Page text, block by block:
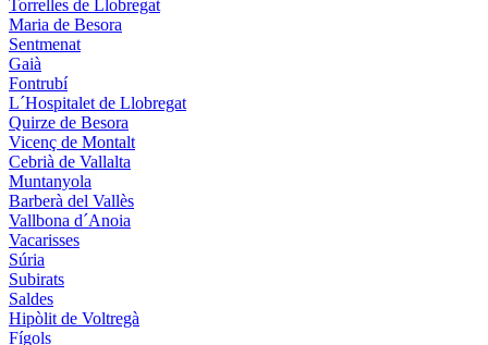
Torrelles de Llobregat
Maria de Besora
Sentmenat
Gaià
Fontrubí
L´Hospitalet de Llobregat
Quirze de Besora
Vicenç de Montalt
Cebrià de Vallalta
Muntanyola
Barberà del Vallès
Vallbona d´Anoia
Vacarisses
Súria
Subirats
Saldes
Hipòlit de Voltregà
Fígols